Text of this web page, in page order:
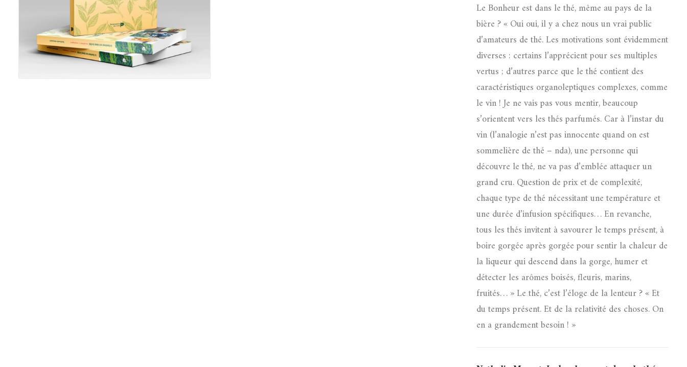
Le Bonheur est dans le thé, même au pays de la
bière ? « Oui oui, il y a chez nous un vrai public
d’amateurs de thé. Les motivations sont évidemment
diverses : certains l’apprécient pour ses multiples
vertus ; d’autres parce que le thé contient des
caractéristiques organoleptiques complexes, comme
le vin ! Je ne vais pas vous mentir, beaucoup
s’orientent vers les thés parfumés. Car à l’instar du
vin (l’analogie n’est pas innocente quand on est
sommelière de thé – nda), une personne qui
découvre le thé, ne va pas d’emblée attaquer un
grand cru. Question de prix et de complexité,
chaque type de thé nécessitant une température et
une durée d’infusion spécifiques… En revanche,
tous les thés invitent à savourer le temps présent, à
boire gorgée après gorgée pour sentir la chaleur de
la liqueur qui descend dans la gorge, humer et
détecter les arômes boisés, fleuris, marins,
fruités… » Le thé, c’est l’éloge de la lenteur ? « Et
du temps présent. Et de la relativité des choses. On
en a grandement besoin ! »